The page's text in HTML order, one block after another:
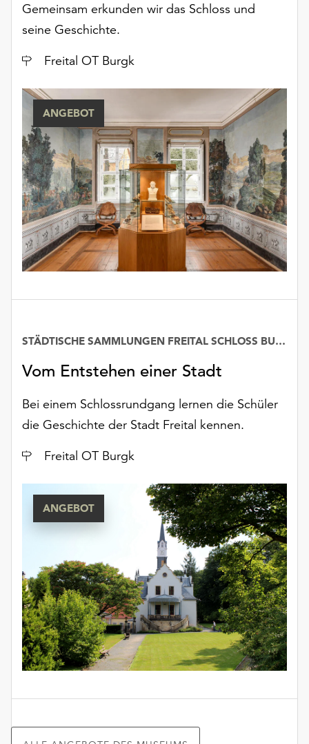
werden
auch
Ihr
weiterhin
ausgeführt.
Möchten
Sie
die
verwendeten
Cookies
anpassen,
erreichen
Sie
die
„Auswählen“.
Weitere
finden
unserer
Datenschutzerklärung
dem
Impressum
Gemeinsam erkunden wir das Schloss und
seine Geschichte.
Ort
Freital OT Burgk
ANGEBOT
Vom Entstehen einer Stadt
STÄDTISCHE SAMMLUNGEN FREITAL SCHLOSS BURGK
Bei einem Schlossrundgang lernen die Schüler
die Geschichte der Stadt Freital kennen.
Ort
Freital OT Burgk
ANGEBOT